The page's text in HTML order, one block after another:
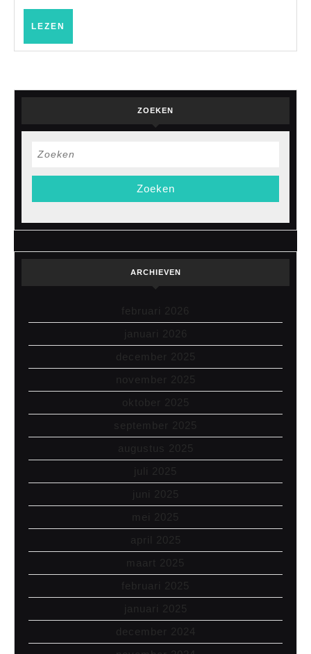
LEZEN
ZOEKEN
Zoek
ARCHIEVEN
februari 2026
januari 2026
december 2025
november 2025
oktober 2025
september 2025
augustus 2025
juli 2025
juni 2025
mei 2025
april 2025
maart 2025
februari 2025
januari 2025
december 2024